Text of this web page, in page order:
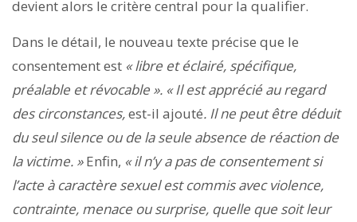
devient alors le critère central pour la qualifier.
Dans le détail, le nouveau texte précise que le
consentement est « libre et éclairé, spécifique,
préalable et révocable ». « Il est apprécié au regard
des circonstances,est-il ajouté. Il ne peut être déduit
du seul silence ou de la seule absence de réaction de
la victime. »Enfin, « il n’y a pas de consentement si
l’acte à caractère sexuel est commis avec violence,
contrainte, menace ou surprise, quelle que soit leur